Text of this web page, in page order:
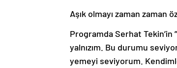
Aşık olmayı zaman zaman
Programda Serhat Tekin’in
yalnızım. Bu durumu
yemeyi seviyorum.